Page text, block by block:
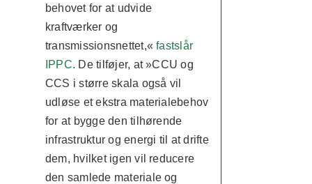
behovet for at udvide
kraftværker og
transmissionsnettet,«fastslår
IPPC. De tilføjer, at »CCU og
CCS i større skala også vil
udløse et ekstra materialebehov
for at bygge den tilhørende
infrastruktur og energi til at drifte
dem, hvilket igen vil reducere
den samlede materiale og